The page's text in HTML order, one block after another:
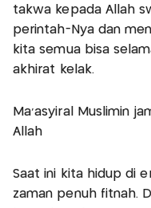
takwa kepada Allah
perintah-Nya dan
kita semua bisa
akhirat kelak.
Ma’asyiral Muslimin
Allah
Saat ini kita hidup di
zaman penuh fitnah.